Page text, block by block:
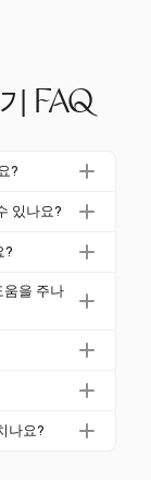
FAQ
?
작 시간과
빼서 총 근
입니다.
있나요?
준 휴식
명확히 하
조정해야
?
과 이후의
. 많은 급여
움을 주나
여 사용자
통해 Harve
동안 모든
로 간주되어
않지만, 많
나요?